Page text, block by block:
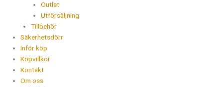
Outlet
Utförsäljning
Tillbehör
Säkerhetsdörr
Inför köp
Köpvillkor
Kontakt
Om oss